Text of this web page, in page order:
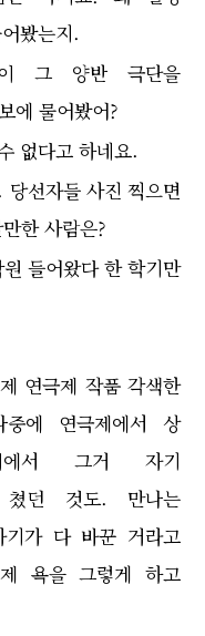
봤는지.
그 양반 극단을
에 물어봤어?
없다고 하네요.
선자들 사진 찍으면
한 사람은?
들어왔다 한 학기만
연극제 작품 각색한
에 연극제에서 상
에서 그거 자기
쳤던 것도. 만나는
기가 다 바꾼 거라고
욕을 그렇게 하고